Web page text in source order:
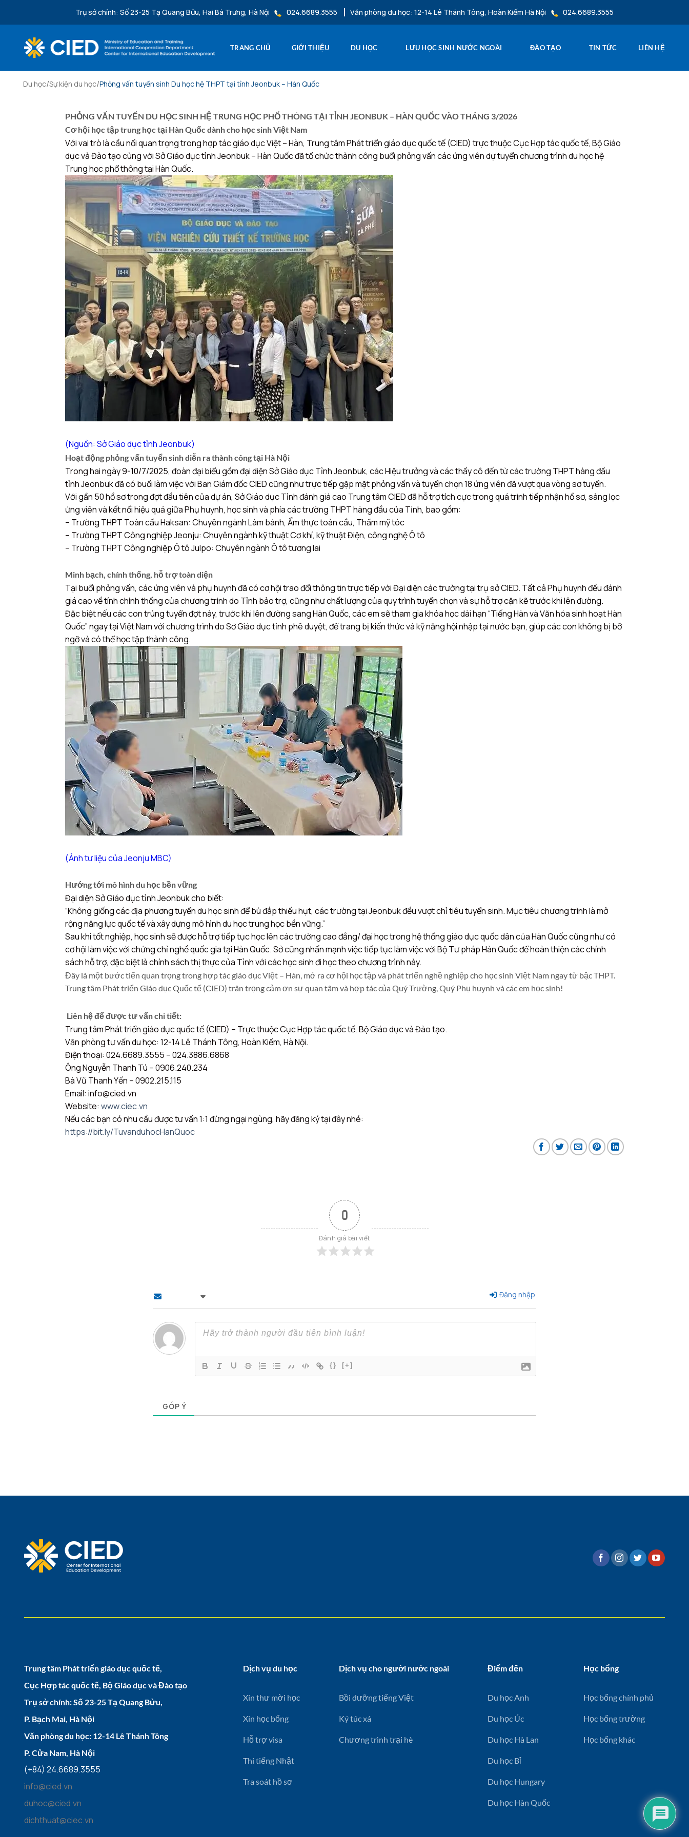
Trụ sở chính: Số 23-25 Tạ Quang Bửu, Hai Bà Trưng, Hà Nội 024.6689.3555 Văn phòng du học: 12-14 Lê Thánh Tông, Hoàn Kiếm Hà Nội 024.6689.3555
TRANG CHỦ GIỚI THIỆU DU HỌC LƯU HỌC SINH NƯỚC NGOÀI ĐÀO TẠO TIN TỨC LIÊN HỆ
Du học/Sự kiện du học/Phỏng vấn tuyển sinh Du học hệ THPT tại tỉnh Jeonbuk – Hàn Quốc
PHỎNG VẤN TUYỂN DU HỌC SINH HỆ TRUNG HỌC PHỔ THÔNG TẠI TỈNH JEONBUK – HÀN QUỐC VÀO THÁNG 3/2026
Cơ hội học tập trung học tại Hàn Quốc dành cho học sinh Việt Nam
Với vai trò là cầu nối quan trọng trong hợp tác giáo dục Việt – Hàn, Trung tâm Phát triển giáo dục quốc tế (CIED) trực thuộc Cục Hợp tác quốc tế, Bộ Giáo
dục và Đào tạo cùng với Sở Giáo dục tỉnh Jeonbuk – Hàn Quốc đã tổ chức thành công buổi phỏng vấn các ứng viên dự tuyển chương trình du học hệ
Trung học phổ thông tại Hàn Quốc.
(Nguồn: Sở Giáo dục tỉnh Jeonbuk)
Hoạt động phỏng vấn tuyển sinh diễn ra thành công tại Hà Nội
Trong hai ngày 9-10/7/2025, đoàn đại biểu gồm đại diện Sở Giáo dục Tỉnh Jeonbuk, các Hiệu trưởng và các thầy cô đến từ các trường THPT hàng đầu
tỉnh Jeonbuk đã có buổi làm việc với Ban Giám đốc CIED cũng như trực tiếp gặp mặt phỏng vấn và tuyển chọn 18 ứng viên đã vượt qua vòng sơ tuyển.
Với gần 50 hồ sơ trong đợt đầu tiên của dự án, Sở Giáo dục Tỉnh đánh giá cao Trung tâm CIED đã hỗ trợ tích cực trong quá trình tiếp nhận hồ sơ, sàng lọc
ứng viên và kết nối hiệu quả giữa Phụ huynh, học sinh và phía các trường THPT hàng đầu của Tỉnh, bao gồm:
– Trường THPT Toàn cầu Haksan: Chuyên ngành Làm bánh, Ẩm thực toàn cầu, Thẩm mỹ tóc
– Trường THPT Công nghiệp Jeonju: Chuyên ngành kỹ thuật Cơ khí, kỹ thuật Điện, công nghệ Ô tô
– Trường THPT Công nghiệp Ô tô Julpo: Chuyên ngành Ô tô tương lai
Minh bạch, chính thống, hỗ trợ toàn diện
Tại buổi phỏng vấn, các ứng viên và phụ huynh đã có cơ hội trao đổi thông tin trực tiếp với Đại diện các trường tại trụ sở CIED. Tất cả Phụ huynh đều đánh
giá cao về tính chính thống của chương trình do Tỉnh bảo trợ, cũng như chất lượng của quy trình tuyển chọn và sự hỗ trợ cặn kẽ trước khi lên đường.
Đặc biệt nếu các con trúng tuyển đợt này, trước khi lên đường sang Hàn Quốc, các em sẽ tham gia khóa học dài hạn “Tiếng Hàn và Văn hóa sinh hoạt Hàn
Quốc” ngay tại Việt Nam với chương trình do Sở Giáo dục tỉnh phê duyệt, để trang bị kiến thức và kỹ năng hội nhập tại nước bạn, giúp các con không bị bỡ
ngỡ và có thể học tập thành công.
(Ảnh tư liệu của Jeonju MBC)
Hướng tới mô hình du học bền vững
Đại diện Sở Giáo dục tỉnh Jeonbuk cho biết:
“Không giống các địa phương tuyển du học sinh để bù đắp thiếu hụt, các trường tại Jeonbuk đều vượt chỉ tiêu tuyển sinh. Mục tiêu chương trình là mở
rộng năng lực quốc tế và xây dựng mô hình du học trung học bền vững.”
Sau khi tốt nghiệp, học sinh sẽ được hỗ trợ tiếp tục học lên các trường cao đẳng/ đại học trong hệ thống giáo dục quốc dân của Hàn Quốc cũng như có
cơ hội làm việc với chứng chỉ nghề quốc gia tại Hàn Quốc. Sở cũng nhấn mạnh việc tiếp tục làm việc với Bộ Tư pháp Hàn Quốc để hoàn thiện các chính
sách hỗ trợ, đặc biệt là chính sách thị thực của Tỉnh với các học sinh đi học theo chương trình này.
Đây là một bước tiến quan trọng trong hợp tác giáo dục Việt – Hàn, mở ra cơ hội học tập và phát triển nghề nghiệp cho học sinh Việt Nam ngay từ bậc THPT.
Trung tâm Phát triển Giáo dục Quốc tế (CIED) trân trọng cảm ơn sự quan tâm và hợp tác của Quý Trường, Quý Phụ huynh và các em học sinh!
Liên hệ để được tư vấn chi tiết:
Trung tâm Phát triển giáo dục quốc tế (CIED) – Trực thuộc Cục Hợp tác quốc tế, Bộ Giáo dục và Đào tạo.
Văn phòng tư vấn du học: 12-14 Lê Thánh Tông, Hoàn Kiếm, Hà Nội.
Điện thoại: 024.6689.3555 – 024.3886.6868
Ông Nguyễn Thanh Tú – 0906.240.234
Bà Vũ Thanh Yến – 0902.215.115
Email: info@cied.vn
Website: www.ciec.vn
Nếu các bạn có nhu cầu được tư vấn 1:1 đừng ngại ngùng, hãy đăng ký tại đây nhé:
https://bit.ly/TuvanduhocHanQuoc
0
Đánh giá bài viết
Đăng nhập
{} [+]
GÓP Ý
Trung tâm Phát triển giáo dục quốc tế,
Cục Hợp tác quốc tế, Bộ Giáo dục và Đào tạo
Trụ sở chính: Số 23-25 Tạ Quang Bửu,
P. Bạch Mai, Hà Nội
Văn phòng du học: 12-14 Lê Thánh Tông
P. Cửa Nam, Hà Nội
(+84) 24.6689.3555
info@cied.vn
duhoc@cied.vn
dichthuat@ciec.vn
Dịch vụ du học
Xin thư mời học
Xin học bổng
Hỗ trợ visa
Thi tiếng Nhật
Tra soát hồ sơ
Dịch vụ cho người nước ngoài
Bồi dưỡng tiếng Việt
Ký túc xá
Chương trình trại hè
Điểm đến
Du học Anh
Du học Úc
Du học Hà Lan
Du học Bỉ
Du học Hungary
Du học Hàn Quốc
Học bổng
Học bổng chính phủ
Học bổng trường
Học bổng khác